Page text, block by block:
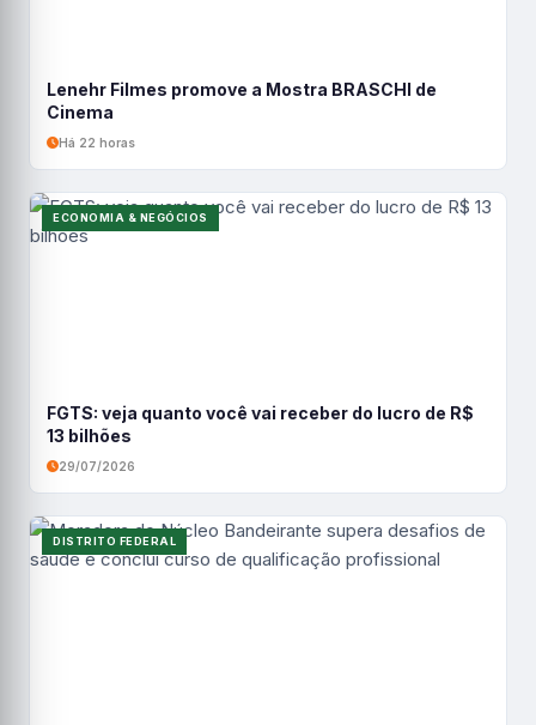
Lenehr Filmes promove a Mostra BRASCHI de
Cinema
Há 22 horas
ECONOMIA & NEGÓCIOS
FGTS: veja quanto você vai receber do lucro de R$
13 bilhões
29/07/2026
DISTRITO FEDERAL